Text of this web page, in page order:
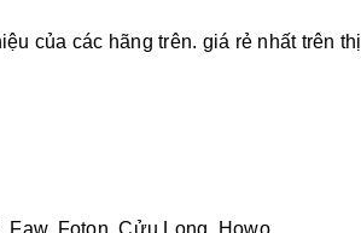
của các hãng trên. giá rẻ nhất trên thị
Foton, Cửu Long, Howo,